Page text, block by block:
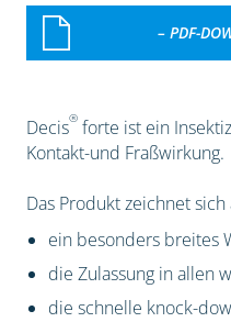
– PDF-
Decis®forte ist ein
Kontakt-und Fraßwirkung.
Das Produkt zeichnet
ein besonders breites
die Zulassung in allen
die schnelle knock-